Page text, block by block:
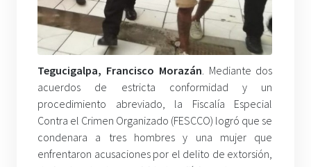
Tegucigalpa, Francisco Morazán. Mediante dos
acuerdos de estricta conformidad y un
procedimiento abreviado, la Fiscalía Especial
Contra el Crimen Organizado (FESCCO) logró que se
condenara a tres hombres y una mujer que
enfrentaron acusaciones por el delito de extorsión,